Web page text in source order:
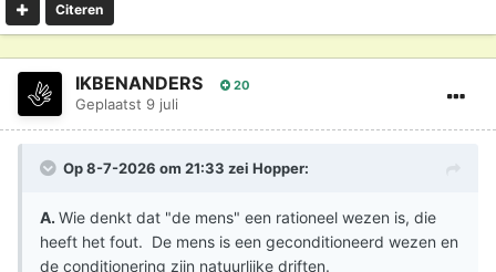
Citeren
IKBENANDERS 20
Geplaatst 9 juli
Op 8-7-2026 om 21:33 zei Hopper:
A. Wie denkt dat "de mens" een rationeel wezen is, die
heeft het fout. De mens is een geconditioneerd wezen en
de conditionering zijn natuurlijke driften.